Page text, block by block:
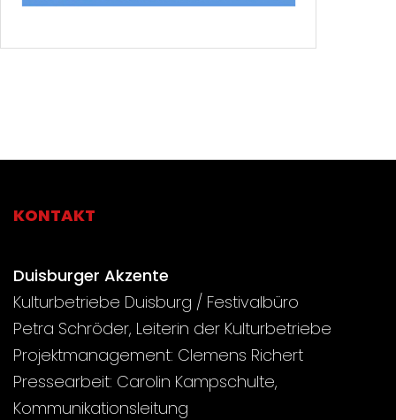
KONTAKT
Duisburger Akzente
Kulturbetriebe Duisburg / Festivalbüro
Petra Schröder, Leiterin der Kulturbetriebe
Projektmanagement: Clemens Richert
Pressearbeit: Carolin Kampschulte,
Kommunikationsleitung